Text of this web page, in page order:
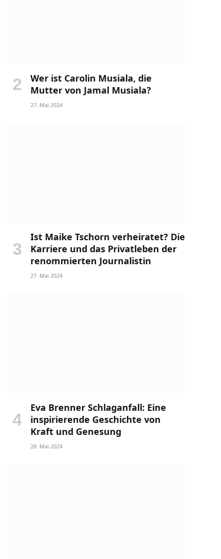
Wer ist Carolin Musiala, die
Mutter von Jamal Musiala?
27. Mai 2024
Ist Maike Tschorn verheiratet? Die
Karriere und das Privatleben der
renommierten Journalistin
27. Mai 2024
Eva Brenner Schlaganfall: Eine
inspirierende Geschichte von
Kraft und Genesung
28. Mai 2024